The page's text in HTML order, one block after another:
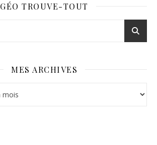
GÉO TROUVE-TOUT
MES ARCHIVES